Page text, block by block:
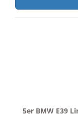
5er BMW E39